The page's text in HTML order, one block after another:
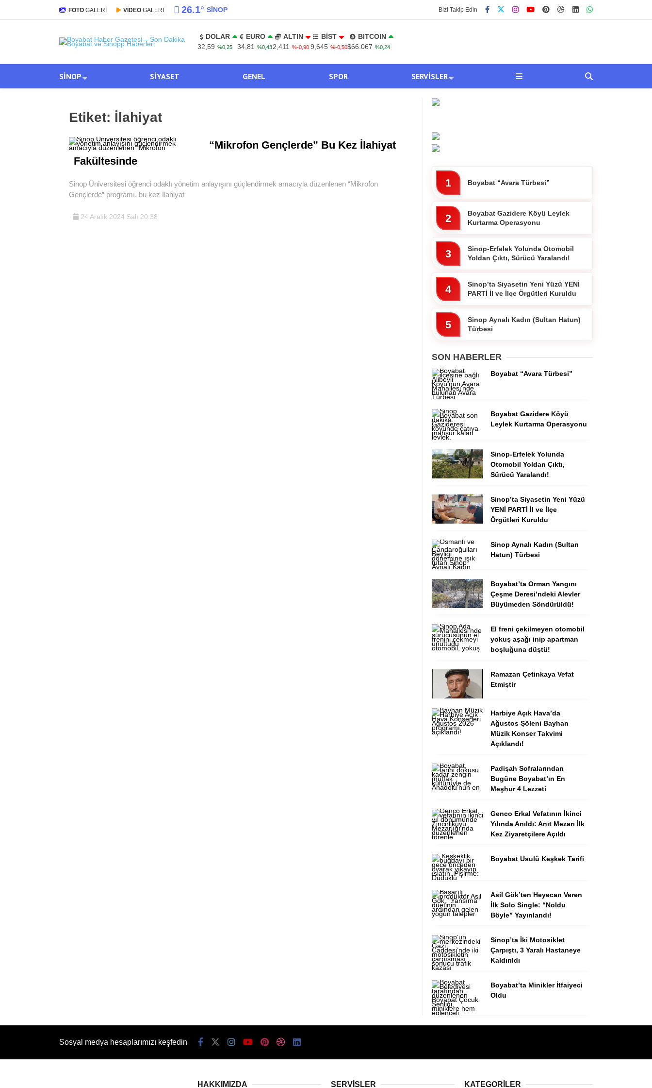
FOTO GALERİ VİDEO GALERİ 26.1° SINOP Bizi Takip Edin
DOLAR
32,59 %0,25
EURO
34,81
%0,43
ALTIN
2,411
%-0,90
BİST
9,645 %-0,50
BITCOIN
$66.067 %0,24
SINOP SIYASET GENEL SPOR SERVISLER
Etiket: İlahiyat
“Mikrofon Gençlerde” Bu Kez İlahiyat
Fakültesinde
Sinop Üniversitesi öğrenci odaklı yönetim anlayışını güçlendirmek amacıyla düzenlenen “Mikrofon
Gençlerde” programı, bu kez İlahiyat
24 Aralık 2024 Salı 20:38
1 Boyabat “Avara Türbesi”
2
Boyabat Gazidere Köyü Leylek
Kurtarma Operasyonu
3
Sinop-Erfelek Yolunda Otomobil
Yoldan Çıktı, Sürücü Yaralandı!
4
Sinop’ta Siyasetin Yeni Yüzü YENİ
PARTİ İl ve İlçe Örgütleri Kuruldu
5
Sinop Aynalı Kadın (Sultan Hatun)
Türbesi
SON HABERLER
Boyabat “Avara Türbesi”
Boyabat Gazidere Köyü
Leylek Kurtarma Operasyonu
Sinop-Erfelek Yolunda
Otomobil Yoldan Çıktı,
Sürücü Yaralandı!
Sinop’ta Siyasetin Yeni Yüzü
YENİ PARTİ İl ve İlçe
Örgütleri Kuruldu
Sinop Aynalı Kadın (Sultan
Hatun) Türbesi
Boyabat’ta Orman Yangını
Çeşme Deresi’ndeki Alevler
Büyümeden Söndürüldü!
El freni çekilmeyen otomobil
yokuş aşağı inip apartman
boşluğuna düştü!
Ramazan Çetinkaya Vefat
Etmiştir
Harbiye Açık Hava’da
Ağustos Şöleni Bayhan
Müzik Konser Takvimi
Açıklandı!
Padişah Sofralarından
Bugüne Boyabat’ın En
Meşhur 4 Lezzeti
Genco Erkal Vefatının İkinci
Yılında Anıldı: Anıt Mezarı İlk
Kez Ziyaretçilere Açıldı
Boyabat Usulü Keşkek Tarifi
Asil Gök’ten Heyecan Veren
İlk Solo Single: “Noldu
Böyle” Yayınlandı!
Sinop’ta İki Motosiklet
Çarpıştı, 3 Yaralı Hastaneye
Kaldırıldı
Boyabat’ta Minikler İtfaiyeci
Oldu
Sosyal medya hesaplarımızı keşfedin
HAKKIMIZDA SERVISLER KATEGORILER